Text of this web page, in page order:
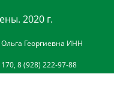
2020 г.
Георгиевна ИНН
8 (928) 222-97-88